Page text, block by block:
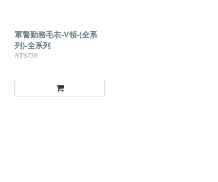
軍警勤務毛衣-V領-(全系
列)-全系列
NT$750